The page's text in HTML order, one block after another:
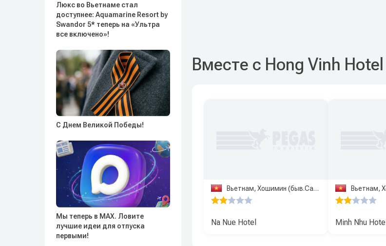
Люкс во Вьетнаме стал
доступнее: Aquamarine Resort by
Swandor 5* теперь на «Ультра
все включено»!
С Днем Великой Победы!
Мы теперь в MAX. Ловите
лучшие идеи для отпуска
первыми!
Вместе с Hong Vinh
Вьетнам, Хошимин (быв.Сайгон)
Na Nue Hotel
Вьетнам,
Minh Nhu Hotel